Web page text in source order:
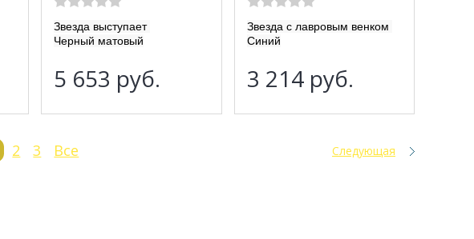
Звезда выступает
Черный матовый
5 653 руб.
Звезда с лавровым венком
Синий
3 214 руб.
2 3 Все Следующая